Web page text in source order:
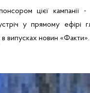
цієї кампанії
-
у прямому ефірі
випусках новин «Факти».